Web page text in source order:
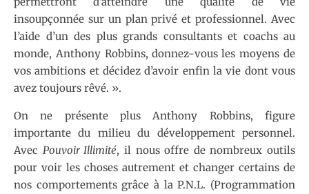
insoupçonnée sur un plan privé et professionnel. Avec
l’aide d’un des plus grands consultants et coachs au
monde, Anthony Robbins, donnez-vous les moyens de
vos ambitions et décidez d’avoir enfin la vie dont vous
avez toujours rêvé. ».
On ne présente plus Anthony Robbins, figure
importante du milieu du développement personnel.
Avec Pouvoir Illimité, il nous offre de nombreux outils
pour voir les choses autrement et changer certains de
nos comportements grâce à la P.N.L. (Programmation